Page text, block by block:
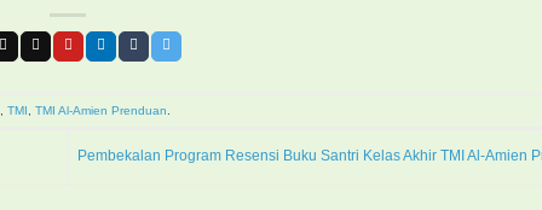
, TMI, TMI Al-Amien Prenduan.
Pembekalan Program Resensi Buku Santri Kelas Akhir TMI Al-Amien